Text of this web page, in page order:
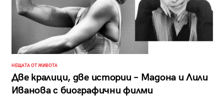
НЕЩАТА ОТ ЖИВОТА
Две кралици, две истории – Мадона и Лили
Иванова с биографични филми